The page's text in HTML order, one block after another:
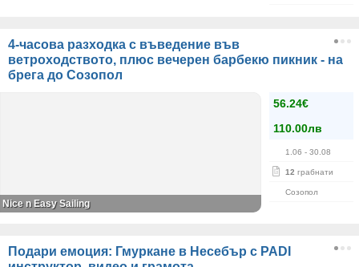
4-часова разходка с въведение във
ветроходството, плюс вечерен барбекю пикник - на
брега до Созопол
56.24€
110.00лв
1.06 - 30.08
12 грабнати
Созопол
Nice n Easy Sailing
Подари емоция: Гмуркане в Несебър с PADI